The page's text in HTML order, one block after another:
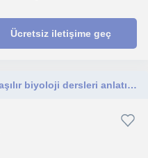
Ücretsiz iletişime geç
• Öğrenci seviyesine uygun, anlaşılır biyoloji dersleri anlatıyorum